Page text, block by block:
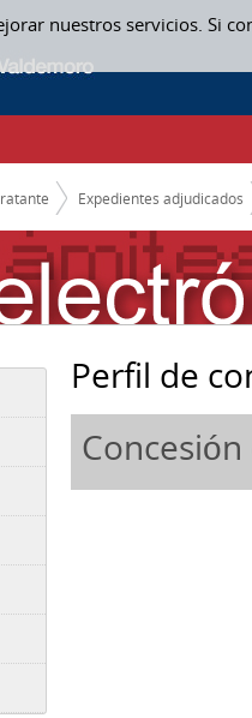
nuestros servicios. Si
Expedientes adjudicados
Perfil de